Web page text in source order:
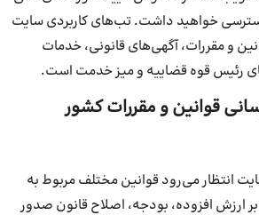
خواهید داشت. تب‌های کاربردی سایت
و مقررات، آگهی‌های قانونی، خدمات
رئیس قوه قضاییه و میز خدمت است.
قوانین و مقررات کشور
انتظار می‌رود قوانین مختلف مربوط به
ارزش افزوده، بودجه، اصلاح قانون صدور